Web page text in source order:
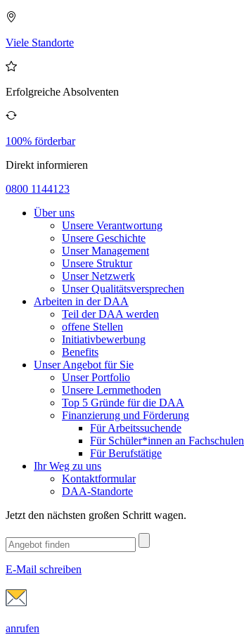
Viele Standorte
Erfolgreiche Absolventen
100% förderbar
Direkt informieren
0800 1144123
Über uns
Unsere Verantwortung
Unsere Geschichte
Unser Management
Unsere Struktur
Unser Netzwerk
Unser Qualitätsversprechen
Arbeiten in der DAA
Teil der DAA werden
offene Stellen
Initiativbewerbung
Benefits
Unser Angebot für Sie
Unser Portfolio
Unsere Lernmethoden
Top 5 Gründe für die DAA
Finanzierung und Förderung
Für Arbeitssuchende
Für Schüler*innen an Fachschulen
Für Berufstätige
Ihr Weg zu uns
Kontaktformular
DAA-Standorte
Jetzt den nächsten großen Schritt wagen.
E-Mail schreiben
anrufen